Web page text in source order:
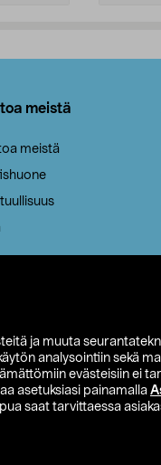
ja muuta
analysointiin sekä
evästeisiin ei
asetuksiasi painamalla
saat tarvittaessa
meistä
meistä